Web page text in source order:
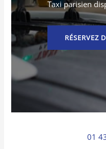
Taxi parisien
RÉSERVEZ
01